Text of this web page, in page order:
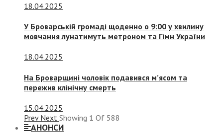
18.04.2025
У Броварській громаді щоденно о 9:00 у хвилину
мовчання лунатимуть метроном та Гімн України
18.04.2025
На Броварщині чоловік подавився м’ясом та
пережив клінічну смерть
15.04.2025
Prev Next Showing 1 Of 588
АНОНСИ